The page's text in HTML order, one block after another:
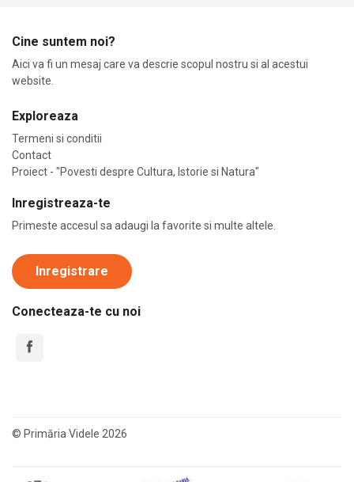
Cine suntem noi?
Aici va fi un mesaj care va descrie scopul nostru si al acestui
website.
Exploreaza
Termeni si conditii
Contact
Proiect - "Povesti despre Cultura, Istorie si Natura"
Inregistreaza-te
Primeste accesul sa adaugi la favorite si multe altele.
Inregistrare
Conecteaza-te cu noi
© Primăria Videle 2026